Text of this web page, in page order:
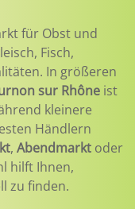
für Obst und
Fisch,
In größeren
sur Rhône ist
kleinere
Händlern
, Abendmarkt oder
hilft Ihnen,
zu finden.